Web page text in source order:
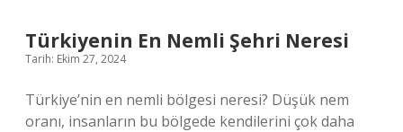
Türkiyenin En Nemli Şehri Neresi
Tarih: Ekim 27, 2024
Türkiye’nin en nemli bölgesi neresi? Düşük nem
oranı, insanların bu bölgede kendilerini çok daha